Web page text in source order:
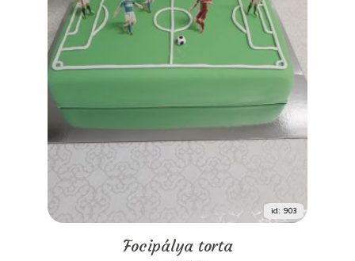
id: 903
Focipálya torta